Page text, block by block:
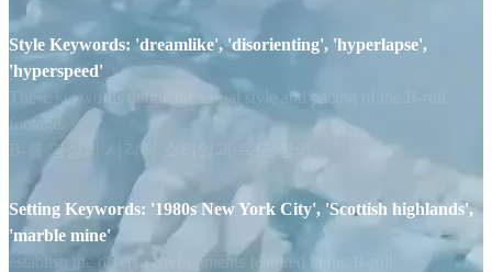
Style Keywords: 'dreamlike', 'disorienting', 'hyperlapse',
'hyperspeed'
These keywords define the visual style and pacing of the B-roll
footage.
B-롤 영상의 시각적 스타일과 속도 정의
Setting Keywords: '1980s New York City', 'Scottish highlands',
'marble mine'
establish the diverse environments featured in the B-roll.